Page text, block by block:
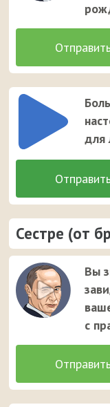
для
Сестре (от
Вы
с